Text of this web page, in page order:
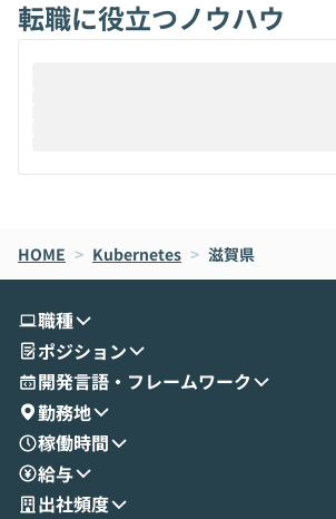
けでなく、想像以上の範囲まで自動化でき
ることは、まだあまり知られていません。
メルカリでの判断基準をもとに「なぜClau
oworkの基本的な機能をご紹介いただきま
す。 続く公開デモでは、実際にCoworkを
せいただきます。数分でワークフローが完
成する手軽さや、Gmail等の外部サービス
とセキュアに連携できるポイントなど、実
演を通じて具体的なイメージをお届けしま
す。 後半のディスカッションでは、セキュ
リティの考え方や社内導入の進め方など、
現場目線でさらに深掘りしていきます。
「自分の業務をAIで自動化してみたいけ
転職に役立つノウハウ
HOME > Kubernetes > 滋賀県
職種
ポジション
開発言語・フレームワーク
勤務地
稼働時間
給与
出社頻度